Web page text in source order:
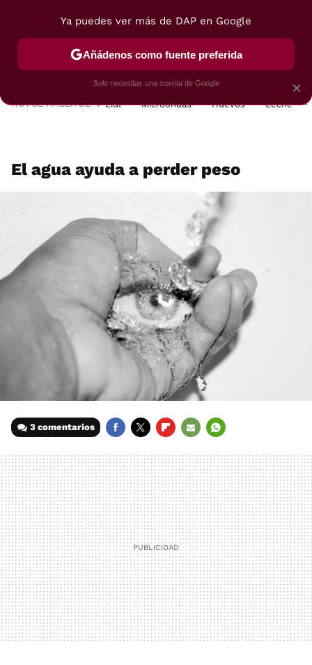
POSTRES VIAJES SELECCIÓN VEGUI
HOY SE HABLA DE Lidl Microondas Huevos Leche
El agua ayuda a perder peso
3 comentarios
MAIL
×
Ya puedes ver más de DAP en Google
Añádenos como fuente preferida
Solo necesitas una cuenta de Google